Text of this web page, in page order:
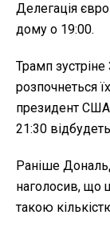
Делегація
дому о 19:00.
Трамп
розпочнеться
президент США
21:30
Раніше
наголосив, що
такою